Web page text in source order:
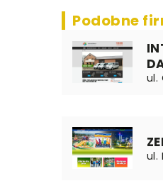
Podobne
ul.
ul.